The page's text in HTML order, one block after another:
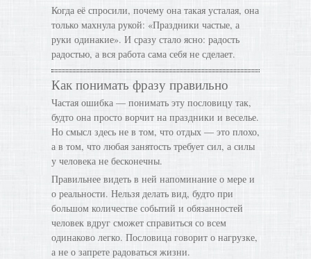
Когда её спросили, почему она такая усталая, она
только махнула рукой: «Праздники частые, а
руки одинакие». И сразу стало ясно: радость
радостью, а вся работа сама себя не сделает.
Как понимать фразу правильно
Частая ошибка — понимать эту пословицу так,
будто она просто ворчит на праздники и веселье.
Но смысл здесь не в том, что отдых — это плохо,
а в том, что любая занятость требует сил, а силы
у человека не бесконечны.
Правильнее видеть в ней напоминание о мере и
о реальности. Нельзя делать вид, будто при
большом количестве событий и обязанностей
человек вдруг сможет справиться со всем
одинаково легко. Пословица говорит о нагрузке,
а не о запрете радоваться жизни.